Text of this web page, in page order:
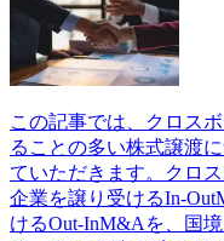
この記事では、クロス
ることの多い株式譲渡
ていただきます。クロ
企業を譲り受けるIn-
けるOut-InM&Aを、国